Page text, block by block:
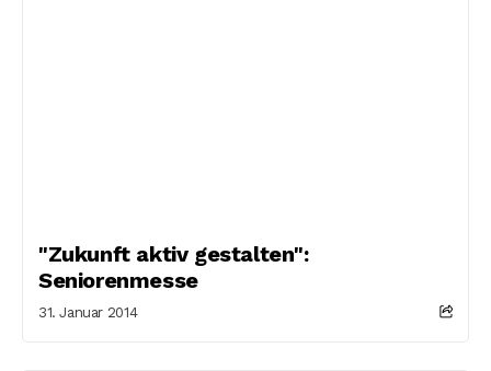
"Zukunft aktiv gestalten":
Seniorenmesse
31. Januar 2014